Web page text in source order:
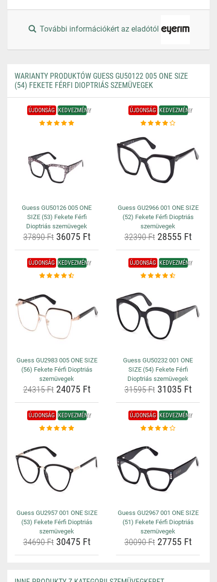
További információkért az eladótól
WARIANTY PRODUKTÓW GUESS GU50122 005 ONE SIZE
(54) FEKETE FÉRFI DIOPTRIÁS SZEMÜVEGEK
ÚJDONSÁG KEDVEZMÉNY
Guess GU50126 005 ONE
SIZE (53) Fekete Férfi
Dioptriás szemüvegek
37890 Ft36075 Ft
ÚJDONSÁG KEDVEZMÉNY
Guess GU2966 001 ONE SIZE
(52) Fekete Férfi Dioptriás
szemüvegek
32390 Ft28555 Ft
ÚJDONSÁG KEDVEZMÉNY
Guess GU2983 005 ONE SIZE
(56) Fekete Férfi Dioptriás
szemüvegek
24315 Ft24075 Ft
ÚJDONSÁG KEDVEZMÉNY
Guess GU50232 001 ONE
SIZE (54) Fekete Férfi
Dioptriás szemüvegek
31595 Ft31035 Ft
ÚJDONSÁG KEDVEZMÉNY
Guess GU2957 001 ONE SIZE
(53) Fekete Férfi Dioptriás
szemüvegek
34690 Ft30475 Ft
ÚJDONSÁG KEDVEZMÉNY
Guess GU2967 001 ONE SIZE
(51) Fekete Férfi Dioptriás
szemüvegek
30090 Ft27755 Ft